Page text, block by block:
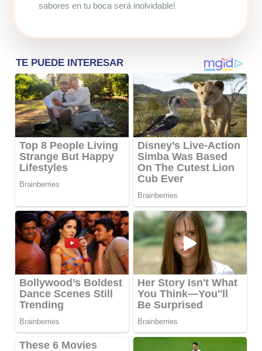
sabores en tu boca será inolvidable!